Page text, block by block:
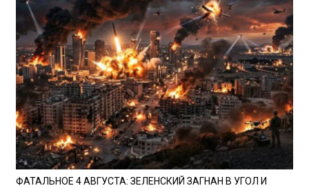
ФАТАЛЬНОЕ 4 АВГУСТА: ЗЕЛЕНСКИЙ ЗАГНАН В УГОЛ И